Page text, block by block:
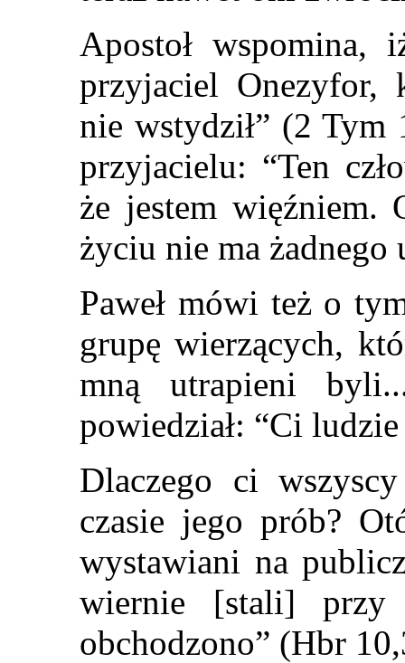
Apostoł wspomina,
przyjaciel Onezyfor,
nie wstydził” (2 Tym
przyjacielu: “Ten
że jestem
życiu nie ma żadnego
Paweł mówi też o
grupę wierzących,
mną utrapieni
powiedział: “Ci
Dlaczego ci
czasie jego prób?
wystawiani na
wiernie [stali]
obchodzono” (Hbr